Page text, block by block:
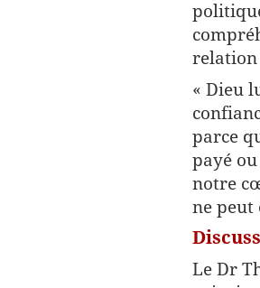
relation
« Dieu
parce
payé
notre
ne peut
Le Dr